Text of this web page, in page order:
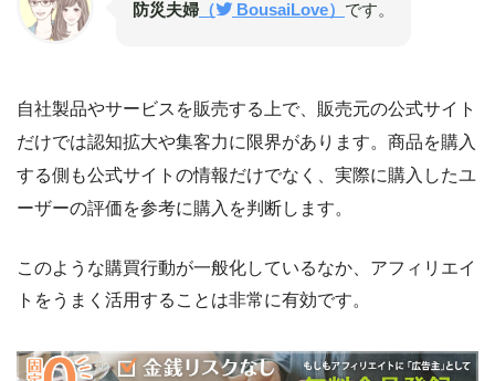
防災夫婦 （ BousaiLove） です。
自社製品やサービスを販売する上で、販売元の公式サイト
だけでは認知拡大や集客力に限界があります。商品を購入
する側も公式サイトの情報だけでなく、実際に購入したユ
ーザーの評価を参考に購入を判断します。
このような購買行動が一般化しているなか、アフィリエイ
トをうまく活用することは非常に有効です。